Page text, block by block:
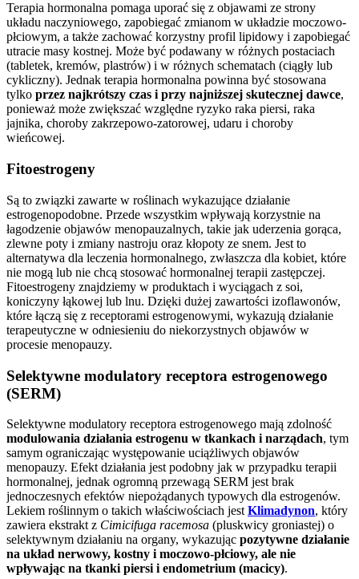
Terapia hormonalna pomaga uporać się z objawami ze strony
układu naczyniowego, zapobiegać zmianom w układzie moczowo-
płciowym, a także zachować korzystny profil lipidowy i zapobiegać
utracie masy kostnej. Może być podawany w różnych postaciach
(tabletek, kremów, plastrów) i w różnych schematach (ciągły lub
cykliczny). Jednak terapia hormonalna powinna być stosowana
tylko przez najkrótszy czas i przy najniższej skutecznej dawce,
ponieważ może zwiększać względne ryzyko raka piersi, raka
jajnika, choroby zakrzepowo-zatorowej, udaru i choroby
wieńcowej.
Fitoestrogeny
Są to związki zawarte w roślinach wykazujące działanie
estrogenopodobne. Przede wszystkim wpływają korzystnie na
łagodzenie objawów menopauzalnych, takie jak uderzenia gorąca,
zlewne poty i zmiany nastroju oraz kłopoty ze snem. Jest to
alternatywa dla leczenia hormonalnego, zwłaszcza dla kobiet, które
nie mogą lub nie chcą stosować hormonalnej terapii zastępczej.
Fitoestrogeny znajdziemy w produktach i wyciągach z soi,
koniczyny łąkowej lub lnu. Dzięki dużej zawartości izoflawonów,
które łączą się z receptorami estrogenowymi, wykazują działanie
terapeutyczne w odniesieniu do niekorzystnych objawów w
procesie menopauzy.
Selektywne modulatory receptora estrogenowego
(SERM)
Selektywne modulatory receptora estrogenowego mają zdolność
modulowania działania estrogenu w tkankach i narządach, tym
samym ograniczając występowanie uciążliwych objawów
menopauzy. Efekt działania jest podobny jak w przypadku terapii
hormonalnej, jednak ogromną przewagą SERM jest brak
jednoczesnych efektów niepożądanych typowych dla estrogenów.
Lekiem roślinnym o takich właściwościach jest Klimadynon, który
zawiera ekstrakt z Cimicifuga racemosa (pluskwicy groniastej) o
selektywnym działaniu na organy, wykazując pozytywne działanie
na układ nerwowy, kostny i moczowo-płciowy, ale nie
wpływając na tkanki piersi i endometrium (macicy).